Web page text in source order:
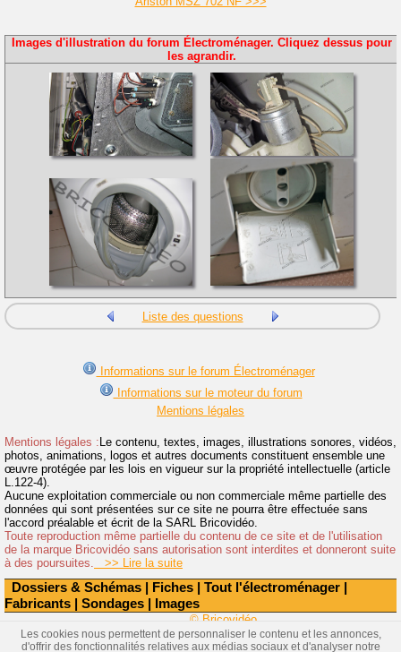
Dossiers & Schémas | Fiches | Tout l'électroménager |
Fabricants | Sondages | Images
Images d'illustration du forum Électroménager. Cliquez dessus pour
les agrandir.
Liste des questions
Informations sur le forum Électroménager
Informations sur le moteur du forum
Mentions légales
Mentions légales : Le contenu, textes, images, illustrations sonores, vidéos,
photos, animations, logos et autres documents constituent ensemble une
œuvre protégée par les lois en vigueur sur la propriété intellectuelle (article
L.122-4).
Aucune exploitation commerciale ou non commerciale même partielle des
données qui sont présentées sur ce site ne pourra être effectuée sans
l'accord préalable et écrit de la SARL Bricovidéo.
Toute reproduction même partielle du contenu de ce site et de l'utilisation
de la marque Bricovidéo sans autorisation sont interdites et donneront suite
à des poursuites. >> Lire la suite
© Bricovidéo
Les cookies nous permettent de personnaliser le contenu et les annonces,
d'offrir des fonctionnalités relatives aux médias sociaux et d'analyser notre